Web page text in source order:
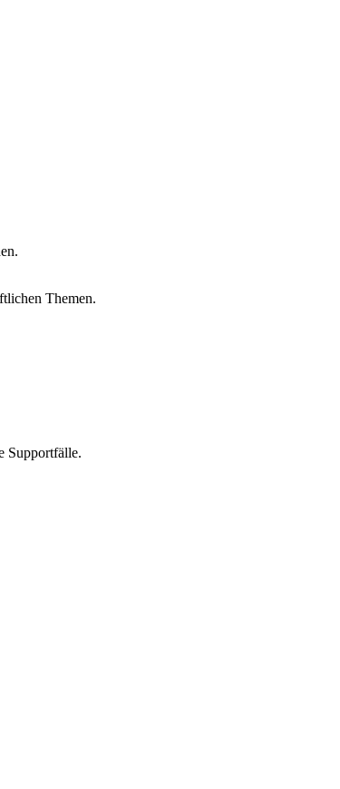
Themen.
Supportfälle.